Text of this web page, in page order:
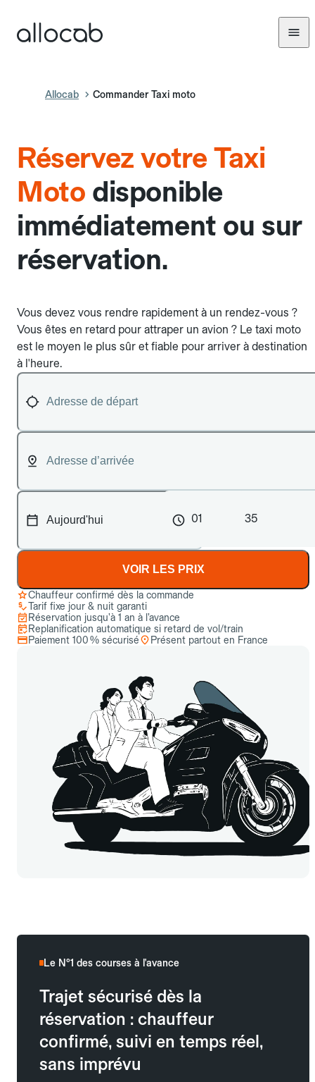
Allocab Commander Taxi moto
Réservez votre Taxi
Moto disponible
immédiatement ou sur
réservation.
Vous devez vous rendre rapidement à un rendez-vous ?
Vous êtes en retard pour attraper un avion ? Le taxi moto
est le moyen le plus sûr et fiable pour arriver à destination
à l'heure.
01 35
VOIR LES PRIX
Chauffeur confirmé dès la commande
Tarif fixe jour & nuit garanti
Réservation jusqu’à 1 an à l’avance
Replanification automatique si retard de vol/train
Paiement 100 % sécurisé
Présent partout en France
Le N°1 des courses à l'avance
Trajet sécurisé dès la
réservation : chauffeur
confirmé, suivi en temps réel,
sans imprévu